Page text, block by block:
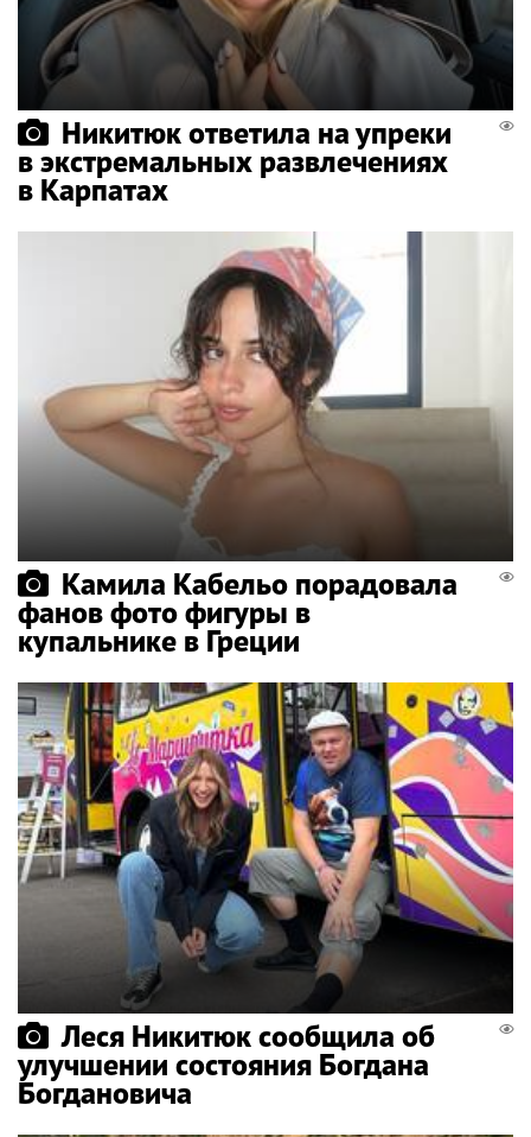
Никитюк ответила на упреки
в экстремальных развлечениях
в Карпатах
Камила Кабельо порадовала
фанов фото фигуры в
купальнике в Греции
Леся Никитюк сообщила об
улучшении состояния Богдана
Богдановича